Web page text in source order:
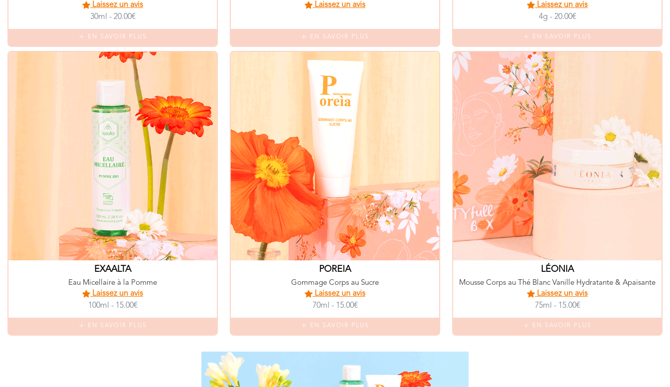
Laissez un avis
30ml - 20.00€
EN SAVOIR PLUS
Laissez un avis
EN SAVOIR PLUS
Laissez un avis
4g - 20.00€
EN SAVOIR PLUS
EXAALTA
Eau Micellaire à la Pomme
Laissez un avis
100ml - 15.00€
EN SAVOIR PLUS
POREIA
Gommage Corps au Sucre
Laissez un avis
70ml - 15.00€
EN SAVOIR PLUS
LÉONIA
Mousse Corps au Thé Blanc Vanille Hydratante & Apaisante
Laissez un avis
75ml - 15.00€
EN SAVOIR PLUS